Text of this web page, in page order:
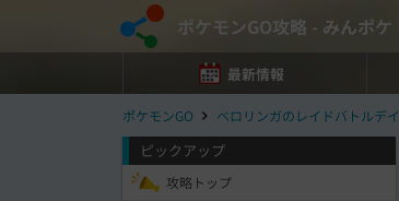
ポケモンGO攻略 - みんポケ
最新情報
ポケモンGO ベロリンガのレイドバトルデイ
ピックアップ
攻略トップ